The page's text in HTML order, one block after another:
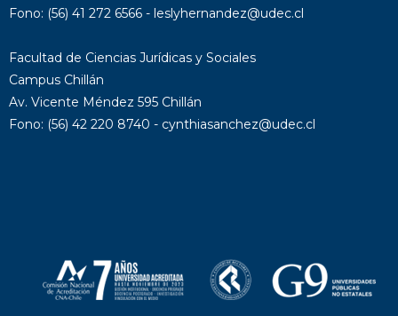
Fono: (56) 41 272 6566 - leslyhernandez@udec.cl
Facultad de Ciencias Jurídicas y Sociales
Campus Chillán
Av. Vicente Méndez 595 Chillán
Fono: (56) 42 220 8740 - cynthiasanchez@udec.cl